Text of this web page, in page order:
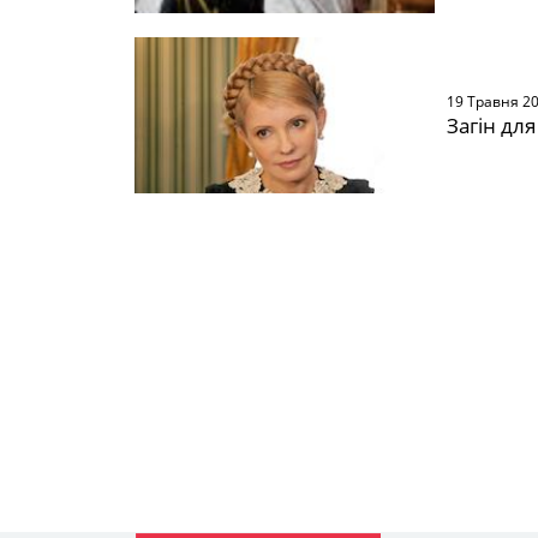
19 Травня
Загін